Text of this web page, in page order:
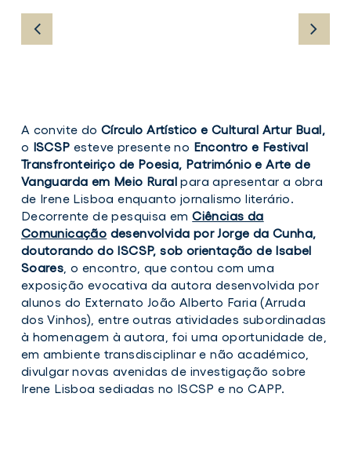
A convite doCírculo Artístico e Cultural Artur Bual,
o ISCSP esteve presente no Encontro e Festival
Transfronteiriço de Poesia, Património e Arte de
Vanguarda em Meio Rural para apresentar a obra
de Irene Lisboa enquanto jornalismo literário.
Decorrente de pesquisa emCiências da
Comunicação desenvolvida por Jorge da Cunha,
doutorando do ISCSP, sob orientação de Isabel
Soares , o encontro, que contou com uma
exposição evocativa da autora desenvolvida por
alunos do Externato João Alberto Faria (Arruda
dos Vinhos), entre outras atividades subordinadas
à homenagem à autora, foi uma oportunidade de,
em ambiente transdisciplinar e não académico,
divulgar novas avenidas de investigação sobre
Irene Lisboa sediadas no ISCSP e no CAPP.